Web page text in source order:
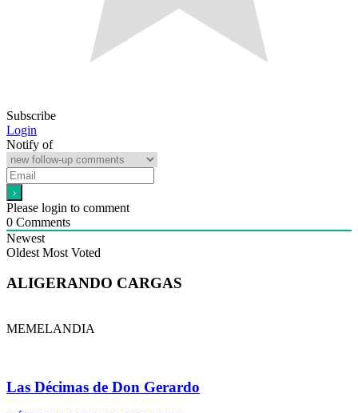
Subscribe
Login
Notify of
Please login to comment
0 Comments
Newest
Oldest Most Voted
ALIGERANDO CARGAS
MEMELANDIA
Las Décimas de Don Gerardo